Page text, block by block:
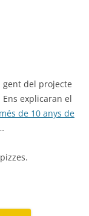
del projecte
Ens explicaran el
més de 10 anys de